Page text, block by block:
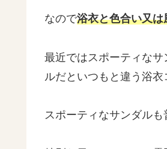
なので浴衣と色合い又
最近ではスポーティな
ルだといつもと違う浴
スポーティなサンダルも